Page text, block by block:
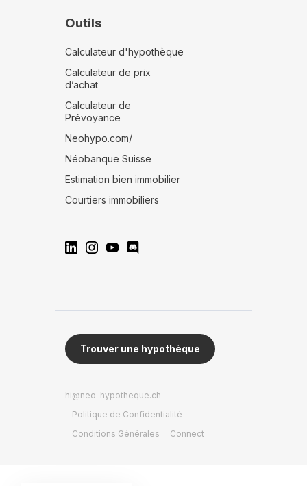
Outils
Calculateur d'hypothèque
Calculateur de prix
d’achat
Calculateur de
Prévoyance
Neohypo.com/
Néobanque Suisse
Estimation bien immobilier
Courtiers immobiliers
Trouver une hypothèque
hi@neo-hypotheque.ch
Politique de Confidentialité
Conditions Générales
Connect